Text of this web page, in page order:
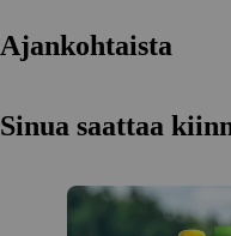
Ajankohtaista
Sinua saattaa